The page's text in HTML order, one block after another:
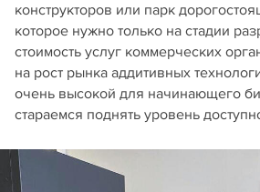
конструкторов или парк
которое нужно только на стадии
стоимость услуг коммерческих
на рост рынка аддитивных
очень высокой для начинающего
стараемся поднять уровень